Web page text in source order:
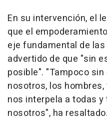
En su intervención, el
que el
eje fundamental de
advertido de que "sin
posible". "Tampoco
nosotros, los
nos interpela a todas
nosotros", ha resaltado.